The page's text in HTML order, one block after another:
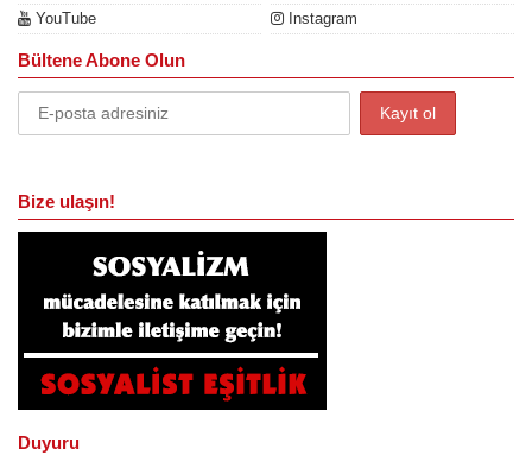
YouTube
Instagram
Bültene Abone Olun
Bize ulaşın!
Duyuru